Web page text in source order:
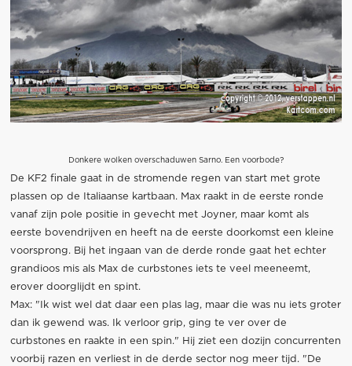
Donkere wolken overschaduwen Sarno. Een voorbode?
De KF2 finale gaat in de stromende regen van start met grote
plassen op de Italiaanse kartbaan. Max raakt in de eerste ronde
vanaf zijn pole positie in gevecht met Joyner, maar komt als
eerste bovendrijven en heeft na de eerste doorkomst een kleine
voorsprong. Bij het ingaan van de derde ronde gaat het echter
grandioos mis als Max de curbstones iets te veel meeneemt,
erover doorglijdt en spint.
Max: "Ik wist wel dat daar een plas lag, maar die was nu iets groter
dan ik gewend was. Ik verloor grip, ging te ver over de
curbstones en raakte in een spin." Hij ziet een dozijn concurrenten
voorbij razen en verliest in de derde sector nog meer tijd. "De